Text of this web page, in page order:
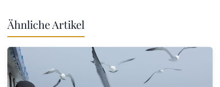
Ähnliche Artikel